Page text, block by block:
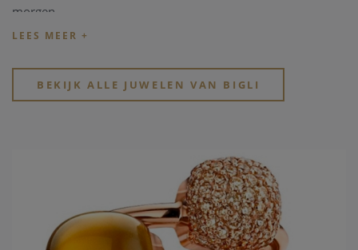
morgen.
Bigli onderscheidt zich niet alleen door de unieke techniek
materialen van hoogstaande kwaliteit en het uiterst
vakkundige zetwerk. Juwelen uit de Bigli collectie zijn
BEKIJK ALLE JUWELEN VAN BIGLI